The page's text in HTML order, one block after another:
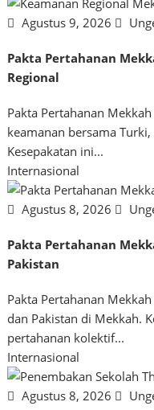
Agustus 9, 2026
Pakta Pertahanan
Regional
Pakta Pertahanan
keamanan bersama
Kesepakatan ini...
Internasional
Agustus 8, 2026
Pakta Pertahanan
Pakistan
Pakta Pertahanan
dan Pakistan di Mekkah.
pertahanan kolektif...
Internasional
Agustus 8, 2026